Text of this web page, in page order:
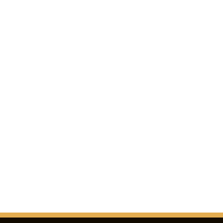
Libretul de operă este inclus în prețul biletului?